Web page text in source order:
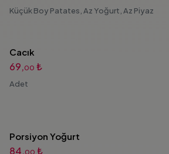
Küçük Boy Patates, Az Yoğurt, Az Piyaz
Cacık
69,00 ₺
Adet
Porsiyon Yoğurt
84,00 ₺